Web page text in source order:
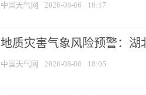
中国天气网 2026-08-06 18:17
地质灾害气象风险预警：湖
中国天气网 2026-08-06 18:05